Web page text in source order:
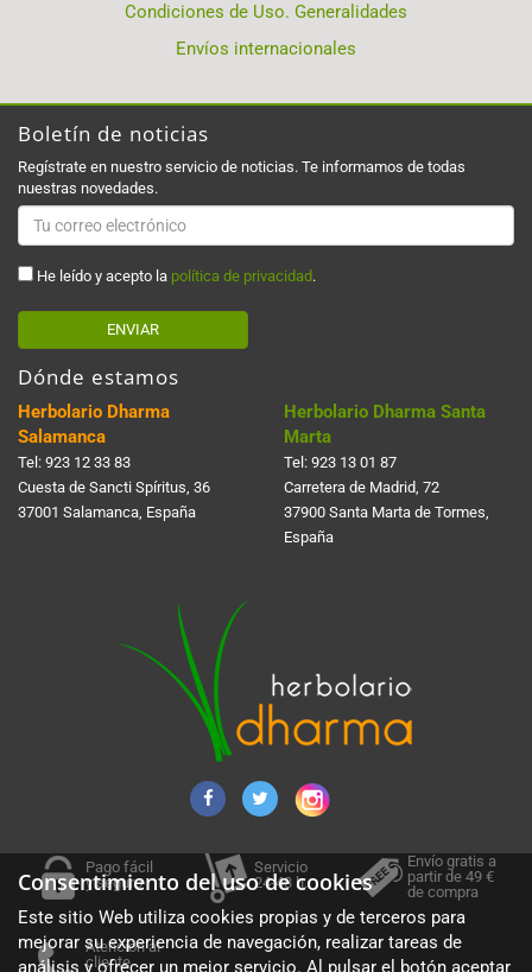
Condiciones de Uso. Generalidades
Envíos internacionales
Boletín de noticias
Regístrate en nuestro servicio de noticias. Te informamos de todas
nuestras novedades.
He leído y acepto la política de privacidad .
ENVIAR
Dónde estamos
Herbolario Dharma
Salamanca
Tel: 923 12 33 83
Cuesta de Sancti Spí­ritus, 36
37001 Salamanca, España
Herbolario Dharma Santa
Marta
Tel: 923 13 01 87
Carretera de Madrid, 72
37900 Santa Marta de Tormes,
España
Pago fácil
y seguro
Servicio
24-48 h.
Envío gratis a
partir de 49 €
de compra
Atención al
cliente
Consentimiento del uso de cookies
Este sitio Web utiliza cookies propias y de terceros para
mejorar su experiencia de navegación, realizar tareas de
análisis y ofrecer un mejor servicio. Al pulsar el botón aceptar